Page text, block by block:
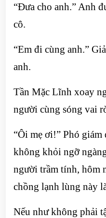
“Đưa cho anh.” Anh
cô.
“Em đi cùng anh.”
anh.
Tần Mặc Lĩnh xoay
người cùng sóng vai
“Ôi mẹ ơi!” Phó
không khỏi ngỡ
người trầm tính, hôm
chồng lạnh lùng này
Nếu như không phải